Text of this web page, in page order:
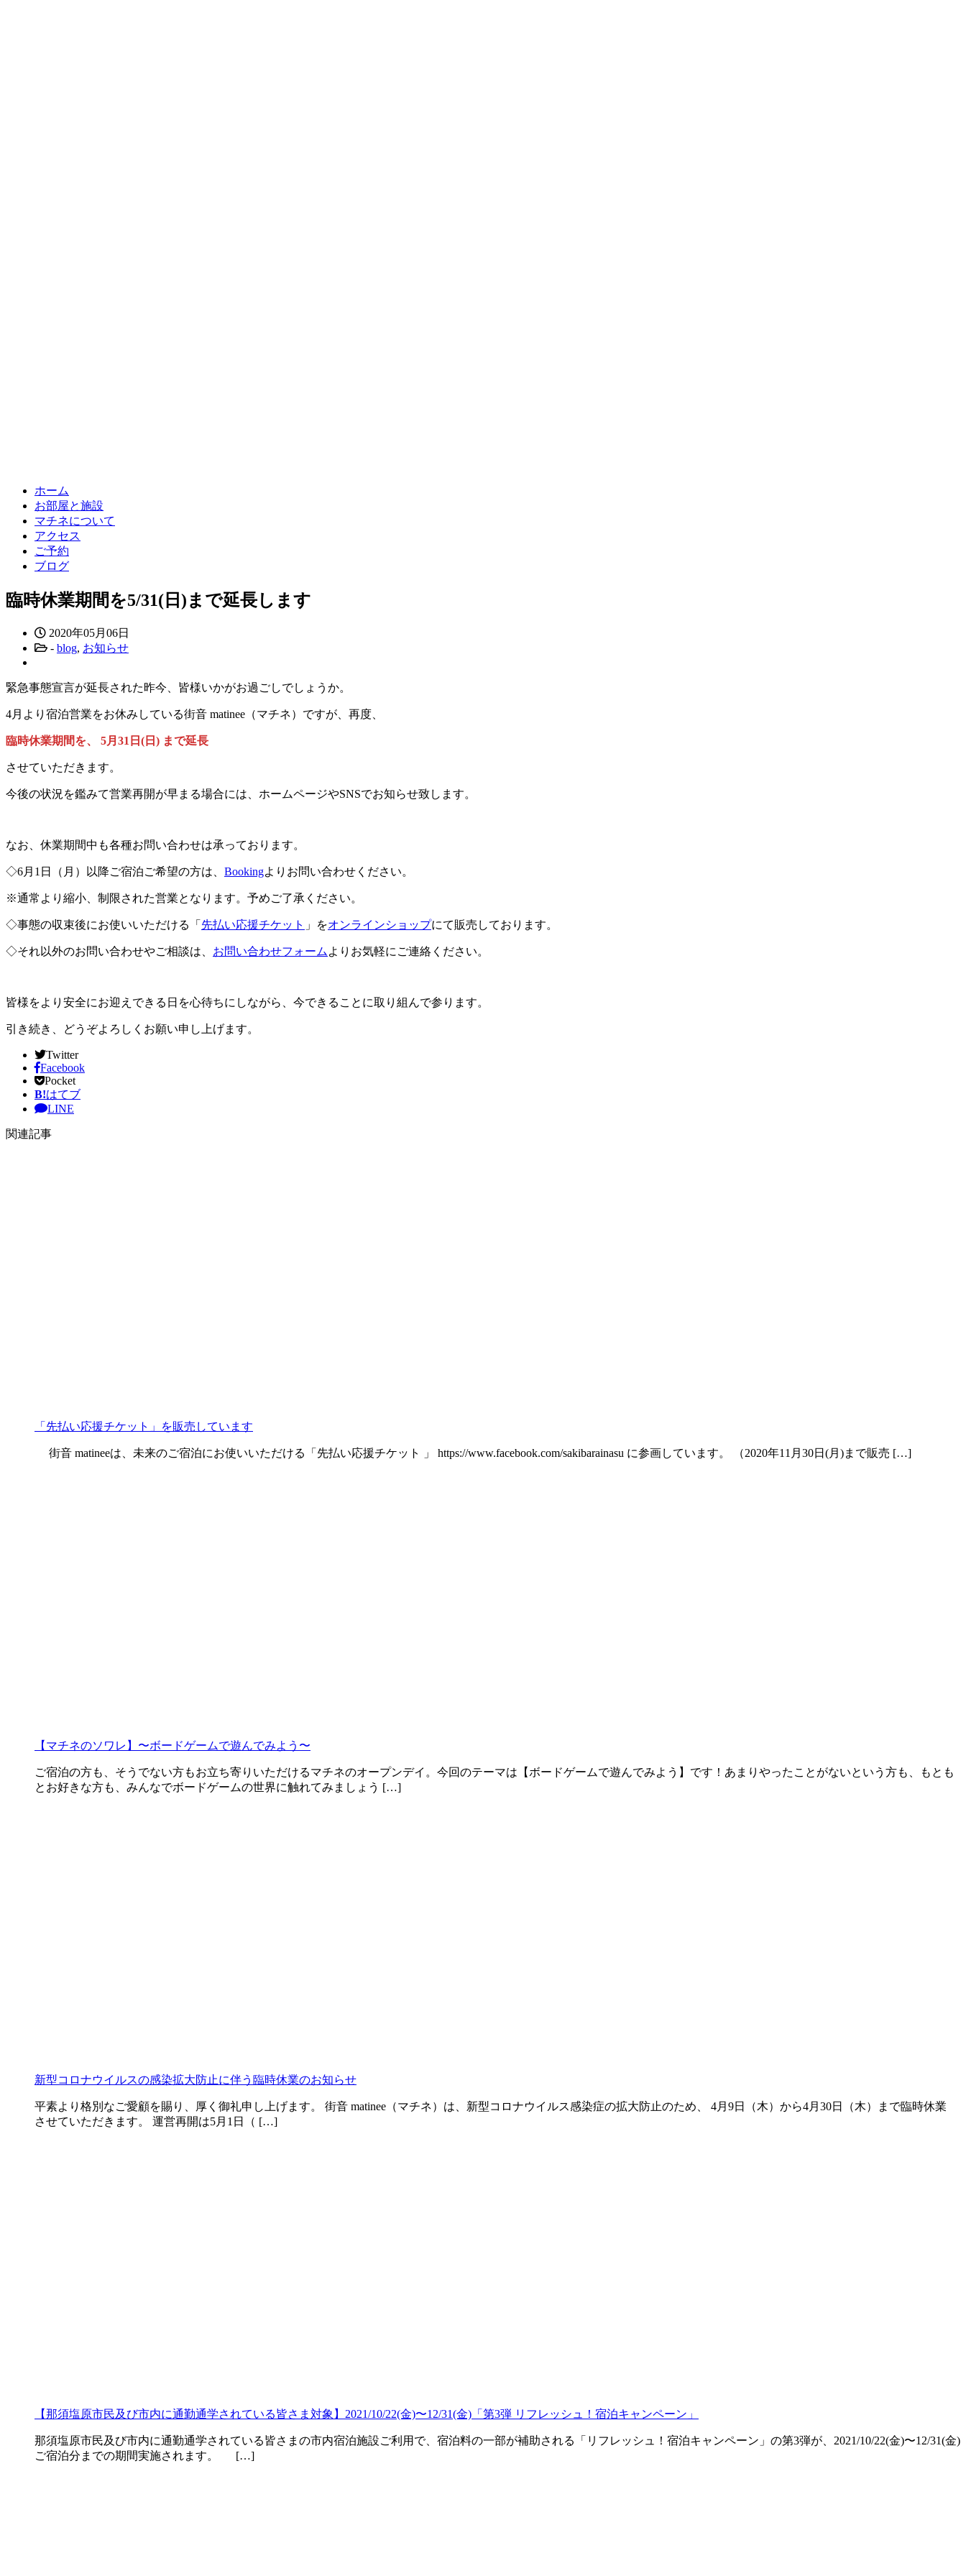
ホーム
お部屋と施設
マチネについて
アクセス
ご予約
ブログ
臨時休業期間を5/31(日)まで延長します
2020年05月06日
- blog, お知らせ
緊急事態宣言が延長された昨今、皆様いかがお過ごしでしょうか。
4月より宿泊営業をお休みしている街音 matinee（マチネ）ですが、再度、
臨時休業期間を、 5月31日(日) まで延長
させていただきます。
今後の状況を鑑みて営業再開が早まる場合には、ホームページやSNSでお知らせ致します。
なお、休業期間中も各種お問い合わせは承っております。
◇6月1日（月）以降ご宿泊ご希望の方は、 Bookingよりお問い合わせください。
※通常より縮小、制限された営業となります。予めご了承ください。
◇事態の収束後にお使いいただける「 先払い応援チケット 」をオンラインショップにて販売しております。
◇それ以外のお問い合わせやご相談は、 お問い合わせフォーム よりお気軽にご連絡ください。
皆様をより安全にお迎えできる日を心待ちにしながら、今できることに取り組んで参ります。
引き続き、どうぞよろしくお願い申し上げます。
Twitter
Facebook
Pocket
B!はてブ
LINE
関連記事
「先払い応援チケット」を販売しています
街音 matineeは、未来のご宿泊にお使いいただける「先払い応援チケット 」 https://www.facebook.com/sakibarainasu に参画しています。 （2020年11月30日(月)まで販売 […]
【マチネのソワレ】〜ボードゲームで遊んでみよう〜
ご宿泊の方も、そうでない方もお立ち寄りいただけるマチネのオープンデイ。今回のテーマは【ボードゲームで遊んでみよう】です！あまりやったことがないという方も、もとも
とお好きな方も、みんなでボードゲームの世界に触れてみましょう […]
新型コロナウイルスの感染拡大防止に伴う臨時休業のお知らせ
平素より格別なご愛顧を賜り、厚く御礼申し上げます。 街音 matinee（マチネ）は、新型コロナウイルス感染症の拡大防止のため、 4月9日（木）から4月30日（木）まで臨時休業
させていただきます。 運営再開は5月1日（ […]
【那須塩原市民及び市内に通勤通学されている皆さま対象】2021/10/22(金)〜12/31(金)「第3弾 リフレッシュ！宿泊キャンペーン」
那須塩原市民及び市内に通勤通学されている皆さまの市内宿泊施設ご利用で、宿泊料の一部が補助される「リフレッシュ！宿泊キャンペーン」の第3弾が、2021/10/22(金)〜12/31(金)
ご宿泊分までの期間実施されます。 […]